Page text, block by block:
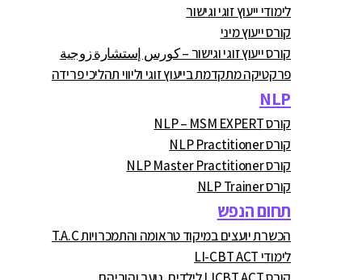
לימודי ייעוץ זוגי וגישור
קורס ייעוץ מיני
קורס ייעוץ זוגי וגישור – كورس إستشارة زوجية
פרקטיקה מתקדמת בייעוץ זוגי וליווי תהליכי פרידה
NLP
קורס NLP – MSM EXPERT
קורס NLP Practitioner
קורס NLP Master Practitioner
קורס NLP Trainer
תחום הנפש
הכשרת יועצים במיקוד טראומה והתמכרויות T.A.C
לימודי LI-CBT ACT